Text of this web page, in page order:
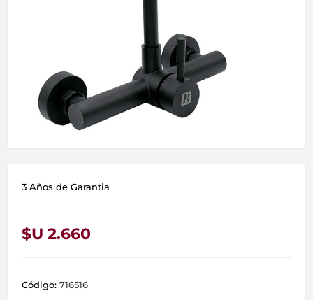
3 Años de Garantia
$U 2.660
Código: 716516